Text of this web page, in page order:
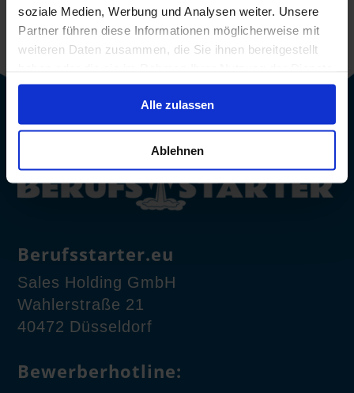
soziale Medien, Werbung und Analysen weiter. Unsere
Partner führen diese Informationen möglicherweise mit
weiteren Daten zusammen, die Sie ihnen bereitgestellt
gesammelt haben.
Alle zulassen
Ablehnen
Berufsstarter.eu
Sales Holding GmbH
Wahlerstraße 21
40472 Düsseldorf
Bewerberhotline: